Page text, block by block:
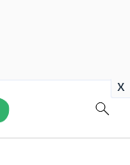
x